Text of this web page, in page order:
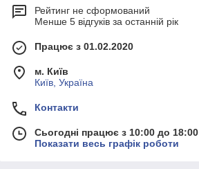
Рейтинг не сформований
Менше 5 відгуків за останній рік
Працює з 01.02.2020
м. Київ
Київ, Україна
Контакти
Сьогодні працює з 10:00 до 18:00
Показати весь графік роботи